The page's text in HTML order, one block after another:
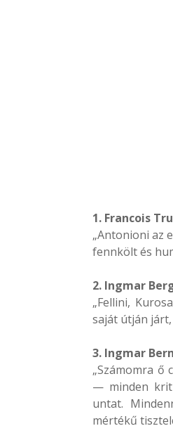
1. Francois
„Antonioni az
fennkölt és
2. Ingmar
„Fellini,
saját útján
3. Ingmar
„Számomra ő
— minden
untat.
mértékű